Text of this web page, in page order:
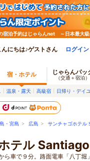
宿泊予約はじゃらんnet ～日本最大
んにちは♪ゲストさん ログイン
宿・ホテル じゃらんパッ
（交通＋宿泊）
温泉・露天 高級宿 日帰り・デイ
・宮島 > 広島 > サンチャゴホテル
テル
ら車で９分。路面電車「八丁